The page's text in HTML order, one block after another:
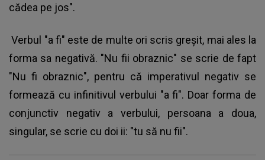
cădea pe jos".
Verbul "a fi" este de multe ori scris greşit, mai ales la
forma sa negativă. "Nu fii obraznic" se scrie de fapt
"Nu fi obraznic", pentru că imperativul negativ se
formează cu infinitivul verbului "a fi". Doar forma de
conjunctiv negativ a verbului, persoana a doua,
singular, se scrie cu doi ii: "tu să nu fii".